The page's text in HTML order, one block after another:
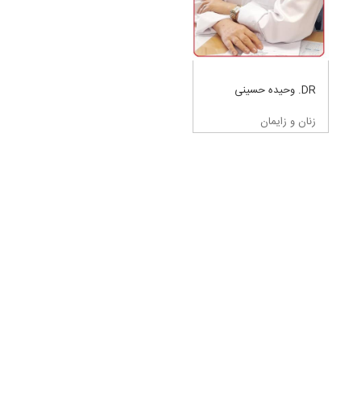
DR. وحیده حسینی
زنان و زایمان